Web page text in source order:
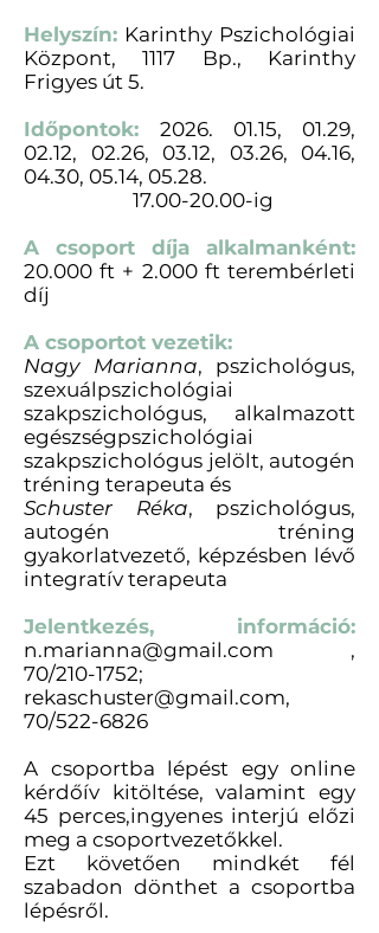
Helyszín: Karinthy Pszichológiai
Központ, 1117 Bp., Karinthy
Frigyes út 5.
Időpontok: 2026. 01.15, 01.29,
02.12, 02.26, 03.12, 03.26, 04.16,
04.30, 05.14, 05.28.
17.00-20.00-ig
A csoport díja alkalmanként:
20.000 ft + 2.000 ft terembérleti
díj
A csoportot vezetik:
Nagy Marianna, pszichológus,
szexuálpszichológiai
szakpszichológus, alkalmazott
egészségpszichológiai
szakpszichológus jelölt, autogén
tréning terapeuta és
Schuster Réka, pszichológus,
autogén tréning
gyakorlatvezető, képzésben lévő
integratív terapeuta
Jelentkezés, információ:
n.marianna@gmail.com ,
70/210-1752;
rekaschuster@gmail.com,
70/522-6826
A csoportba lépést egy online
kérdőív kitöltése, valamint egy
45 perces,ingyenes interjú előzi
meg a csoportvezetőkkel.
Ezt követően mindkét fél
szabadon dönthet a csoportba
lépésről.